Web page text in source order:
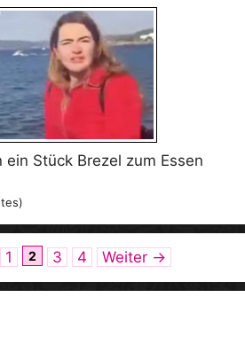
Stück Brezel zum Essen
Seite
1 Seite
2 Seite
3 Seite
4 Weiter →